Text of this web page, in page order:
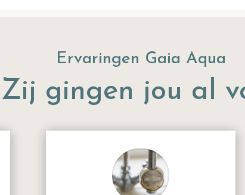
Ervaringen Gaia Aqua
Zij gingen jou al